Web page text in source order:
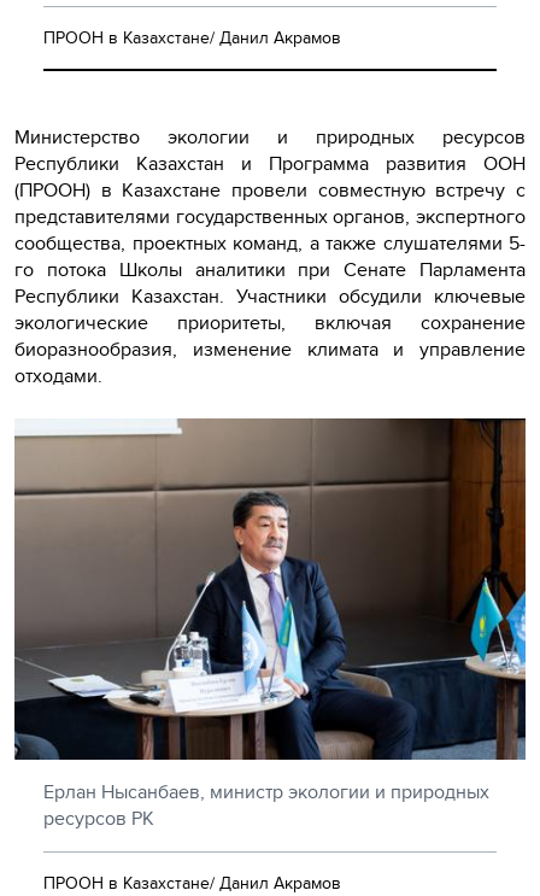
ПРООН в Казахстане/ Данил Акрамов
Министерство экологии и природных ресурсов
Республики Казахстан и Программа развития ООН
(ПРООН) в Казахстане провели совместную встречу с
представителями государственных органов, экспертного
сообщества, проектных команд, а также слушателями 5-
го потока Школы аналитики при Сенате Парламента
Республики Казахстан. Участники обсудили ключевые
экологические приоритеты, включая сохранение
биоразнообразия, изменение климата и управление
отходами.
Ерлан Нысанбаев, министр экологии и природных
ресурсов РК
ПРООН в Казахстане/ Данил Акрамов